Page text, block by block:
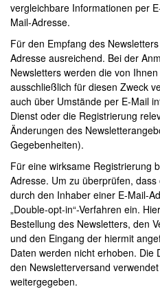
vergleichbare Informationen per
Mail-Adresse.
Für den Empfang des
Adresse ausreichend. Bei der
Newsletters werden die von
ausschließlich für diesen Zweck
auch über Umstände per E-Mail
Dienst oder die Registrierung
Änderungen des
Gegebenheiten).
Für eine wirksame Registrierung
Adresse. Um zu überprüfen,
durch den Inhaber einer E-Mail-
„Double-opt-in“-Verfahren ein.
Bestellung des Newsletters, den
und den Eingang der hiermit
Daten werden nicht erhoben. Die
den Newsletterversand
weitergegeben.